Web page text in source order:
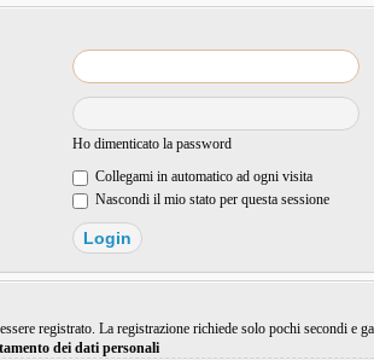
Ho dimenticato la password
Collegami in automatico ad ogni visita
Nascondi il mio stato per questa sessione
registrato. La registrazione richiede solo pochi secondi e
dei dati personali